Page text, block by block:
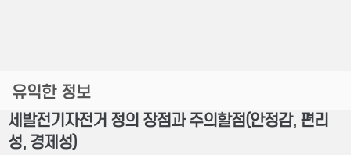
유익한 정보
세발전기자전거 정의 장점과 주의할점(안정감, 편리
성, 경제성)